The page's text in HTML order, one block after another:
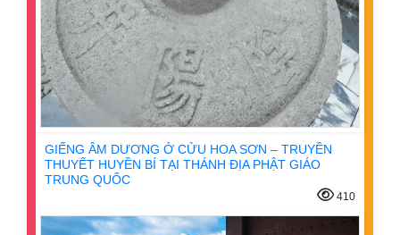
GIẾNG ÂM DƯƠNG Ở CỬU HOA SƠN – TRUYỀN
THUYẾT HUYỀN BÍ TẠI THÁNH ĐỊA PHẬT GIÁO
TRUNG QUỐC
410